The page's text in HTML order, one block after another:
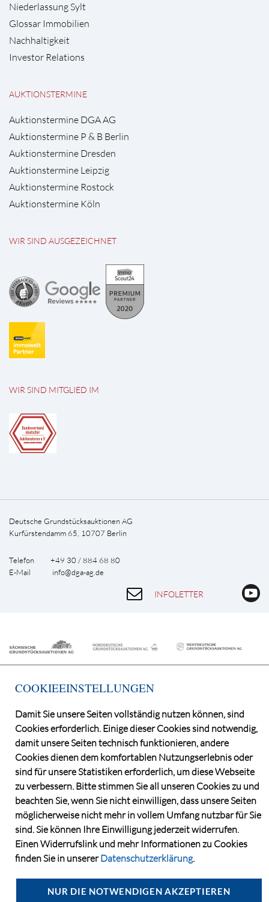
Niederlassung Sylt
Glossar Immobilien
Nachhaltigkeit
Investor Relations
AUKTIONSTERMINE
Auktionstermine DGA AG
Auktionstermine P & B Berlin
Auktionstermine Dresden
Auktionstermine Leipzig
Auktionstermine Rostock
Auktionstermine Köln
WIR SIND AUSGEZEICHNET
WIR SIND MITGLIED IM
Deutsche Grundstücksauktionen AG
Kurfürstendamm 65, 10707 Berlin
Telefon +49 30 / 884 68 80
E-Mail info@dga-ag.de
INFOLETTER
©2026 Deutsche Grundstücksauktionen AG
CONSENT MANAGER
KATALOGBEZUG
OBJEKTFRAGEBOGEN
DATENSCHUTZ
VERSTEIGERUNGSBEDINGUNGEN
IMPRESSUM
KONTAKT
COOKIEEINSTELLUNGEN
Damit Sie unsere Seiten vollständig nutzen können, sind
Cookies erforderlich. Einige dieser Cookies sind notwendig,
damit unsere Seiten technisch funktionieren, andere
Cookies dienen dem komfortablen Nutzungserlebnis oder
sind für unsere Statistiken erforderlich, um diese Webseite
zu verbessern. Bitte stimmen Sie all unseren Cookies zu und
beachten Sie, wenn Sie nicht einwilligen, dass unsere Seiten
möglicherweise nicht mehr in vollem Umfang nutzbar für Sie
sind. Sie können Ihre Einwilligung jederzeit widerrufen.
Einen Widerrufslink und mehr Informationen zu Cookies
finden Sie in unsererDatenschutzerklärung.
NUR DIE NOTWENDIGEN AKZEPTIEREN